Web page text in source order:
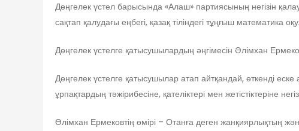
Дөңгелек үстел барысында «Алаш» партиясының негізін
сақтап қалудағы еңбегі, қазақ тіліндегі тұңғыш математика
Дөңгелек үстелге қатысушылардың әңгімесін Әлімхан
Дөңгелек үстелге қатысушылар атап айтқандай, өткенді еске
ұрпақтардың тәжірибесіне, қателіктері мен жетістіктеріне
Әлімхан Ермековтің өмірі – Отанға деген жанқиярлықтың